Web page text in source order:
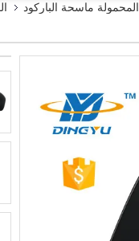
المحمولة ماسحة الباركود